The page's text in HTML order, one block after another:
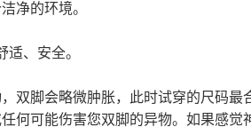
净的环境。
适、安全。
双脚会略微肿胀，此时试穿的尺码
可能伤害您双脚的异物。如果感觉